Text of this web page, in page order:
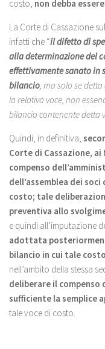
costo, non debba
La Corte di Cassazione
infatti che “il difetto di
alla determinazione del
effettivamente sanato in
bilancio, ma solo se
la relativa voce, non
bilancio contenente detta
Quindi, in definitiva,
Corte di Cassazione,
compenso
dell’assemblea dei
costo; tale
preventiva allo
e quindi all’imputazione
adottata
bilancio in cui tale
nell’ambito della stessa
deliberare il compenso
sufficiente la semplice
tale voce di costo.